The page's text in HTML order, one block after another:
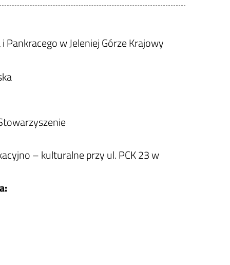
w Jeleniej Górze Krajowy
– kulturalne przy ul. PCK 23 w